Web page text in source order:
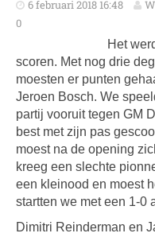
6 februari 2018 16:48
0
Het
scoren. Met nog drie
moesten er punten
Jeroen Bosch. We
partij vooruit tegen GM
best met zijn pas
moest na de opening
kreeg een slechte
een kleinood en moest
startten we met een 1-0
Dimitri Reinderman en